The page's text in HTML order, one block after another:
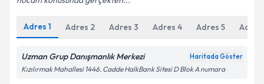
Adres 1 Adres 2 Adres 3 Adres 4 Adres 5 Adres
Uzman Grup Danışmanlık Merkezi Haritada Göster
Kızılırmak Mahallesi 1446. Cadde HalkBank Sitesi D Blok A numara